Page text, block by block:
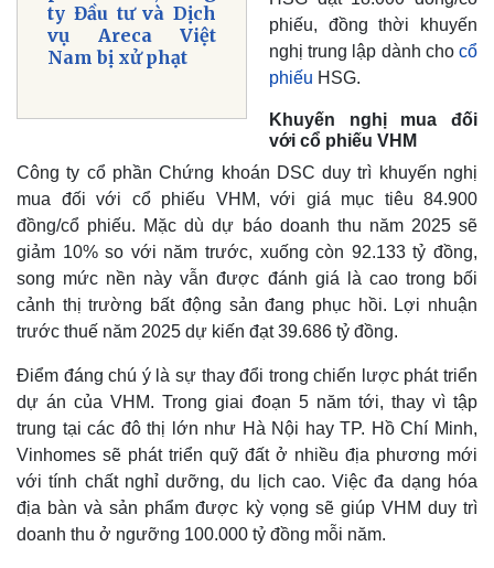
Hồ sơ
E-Magazine
Infographic
ty Đầu tư và Dịch
vụ Areca Việt
Nam bị xử phạt
phiếu, đồng thời khuyến
nghị trung lập dành cho cổ
phiếu HSG.
Khuyến nghị mua đối
với cổ phiếu VHM
Công ty cổ phần Chứng khoán DSC duy trì khuyến nghị
mua đối với cổ phiếu VHM, với giá mục tiêu 84.900
đồng/cổ phiếu. Mặc dù dự báo doanh thu năm 2025 sẽ
giảm 10% so với năm trước, xuống còn 92.133 tỷ đồng,
song mức nền này vẫn được đánh giá là cao trong bối
cảnh thị trường bất động sản đang phục hồi. Lợi nhuận
trước thuế năm 2025 dự kiến đạt 39.686 tỷ đồng.
Điểm đáng chú ý là sự thay đổi trong chiến lược phát triển
dự án của VHM. Trong giai đoạn 5 năm tới, thay vì tập
trung tại các đô thị lớn như Hà Nội hay TP. Hồ Chí Minh,
Vinhomes sẽ phát triển quỹ đất ở nhiều địa phương mới
với tính chất nghỉ dưỡng, du lịch cao. Việc đa dạng hóa
địa bàn và sản phẩm được kỳ vọng sẽ giúp VHM duy trì
doanh thu ở ngưỡng 100.000 tỷ đồng mỗi năm.